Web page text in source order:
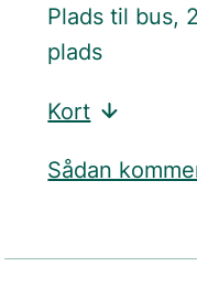
Plads til bus,
plads
Kort
Sådan